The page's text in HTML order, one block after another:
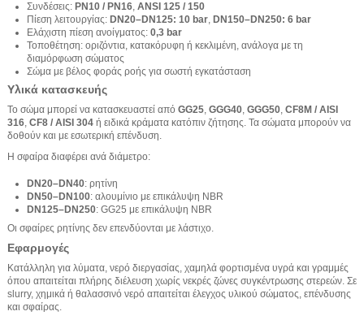
Συνδέσεις: PN10 / PN16, ANSI 125 / 150
Πίεση λειτουργίας: DN20–DN125: 10 bar, DN150–DN250: 6 bar
Ελάχιστη πίεση ανοίγματος: 0,3 bar
Τοποθέτηση: οριζόντια, κατακόρυφη ή κεκλιμένη, ανάλογα με τη
διαμόρφωση σώματος
Σώμα με βέλος φοράς ροής για σωστή εγκατάσταση
Υλικά κατασκευής
Το σώμα μπορεί να κατασκευαστεί από GG25, GGG40, GGG50, CF8M / AISI
316, CF8 / AISI 304 ή ειδικά κράματα κατόπιν ζήτησης. Τα σώματα μπορούν να
δοθούν και με εσωτερική επένδυση.
Η σφαίρα διαφέρει ανά διάμετρο:
DN20–DN40: ρητίνη
DN50–DN100: αλουμίνιο με επικάλυψη NBR
DN125–DN250: GG25 με επικάλυψη NBR
Οι σφαίρες ρητίνης δεν επενδύονται με λάστιχο.
Εφαρμογές
Κατάλληλη για λύματα, νερό διεργασίας, χαμηλά φορτισμένα υγρά και γραμμές
όπου απαιτείται πλήρης διέλευση χωρίς νεκρές ζώνες συγκέντρωσης στερεών. Σε
slurry, χημικά ή θαλασσινό νερό απαιτείται έλεγχος υλικού σώματος, επένδυσης
και σφαίρας.